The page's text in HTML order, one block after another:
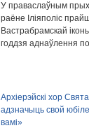
У праваслаўным
раёне Іліяполіс
Вастрабрамскай
годдзя аднаўлення
Архіерэйскі хор
адзначыць свой
вамі»